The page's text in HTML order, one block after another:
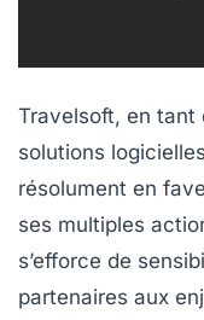
Travelsoft, en tant
solutions
résolument en
ses multiples
s’efforce de
partenaires aux